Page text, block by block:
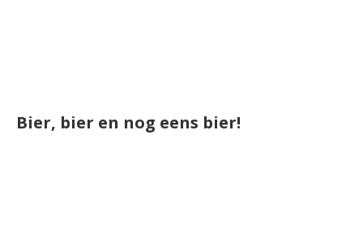
Bier, bier en nog eens bier!